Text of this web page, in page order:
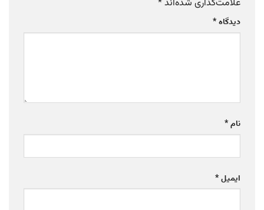
علامت‌گذاری شده‌اند*
دیدگاه*
نام*
ایمیل*